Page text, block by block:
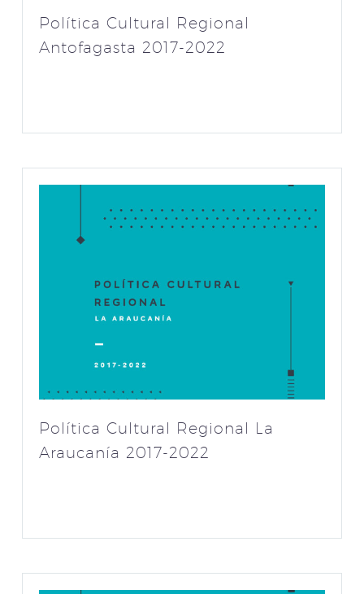
Política Cultural Regional
Antofagasta 2017-2022
Política Cultural Regional La
Araucanía 2017-2022